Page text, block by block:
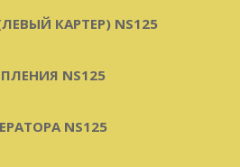
КАРТЕР) NS125
NS125
NS125